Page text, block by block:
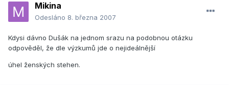
Mikina
Odesláno 8. března 2007
Kdysi dávno Dušák na jednom srazu na podobnou otázku
odpověděl, že dle výzkumů jde o nejideálnější
úhel ženských stehen.